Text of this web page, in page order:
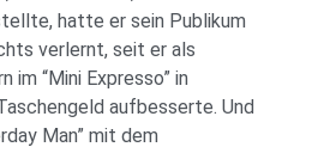
hatte er sein Publikum
verlernt, seit er als
im “Mini Expresso” in
aufbesserte. Und
Man” mit dem